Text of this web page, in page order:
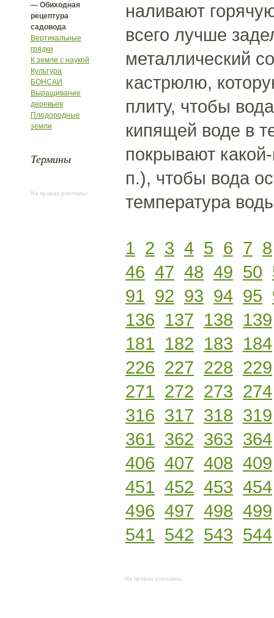
— Обиходная
рецептура
садовода
Вертикальные
грядки
К земле с наукой
Культура
БОНСАИ
Выращивание
деревьев
Плодородные
земли
Термины
На правах рекламы:
наливают
всего лучше
металлический
кастрюлю,
плиту, чтобы
кипящей воде в
покрывают
п.), чтобы вода
температура
1 2 3 4 5 6 7 8
46 47 48 49 50
91 92 93 94 95
136 137 138 139
181 182 183 184
226 227 228 229
271 272 273 274
316 317 318 319
361 362 363 364
406 407 408 409
451 452 453 454
496 497 498 499
541 542 543 544
На правах рекламы: